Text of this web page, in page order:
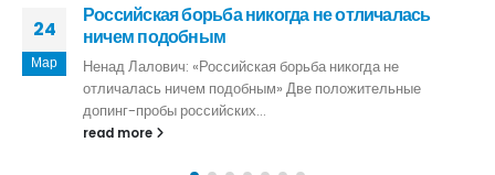
РУБРИКИ
Борцы КБР
Вольная борьба